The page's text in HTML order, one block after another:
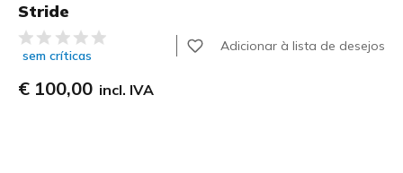
Stride
4 de 5 – Classificação do cliente
sem críticas
Adicionar à lista de desejos
€ 100,00 incl. IVA